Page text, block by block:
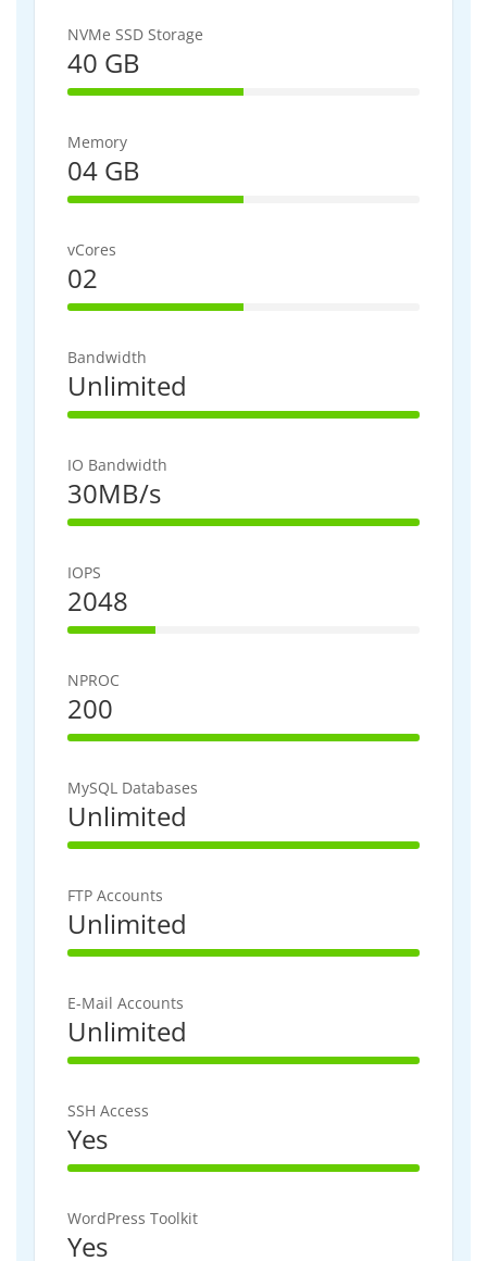
NVMe SSD Storage
40 GB
50% Complete
Memory
04 GB
50% Complete
vCores
02
50% Complete
Bandwidth
Unlimited
100% Complete
IO Bandwidth
30MB/s
100% Complete
IOPS
2048
25% Complete
NPROC
200
100% Complete
MySQL Databases
Unlimited
100% Complete
FTP Accounts
Unlimited
100% Complete
E-Mail Accounts
Unlimited
100% Complete
SSH Access
Yes
100% Complete
WordPress Toolkit
Yes